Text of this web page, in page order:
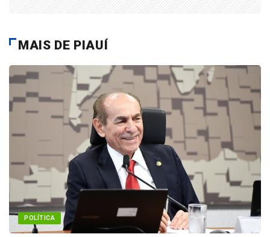
MAIS DE PIAUÍ
POLÍTICA